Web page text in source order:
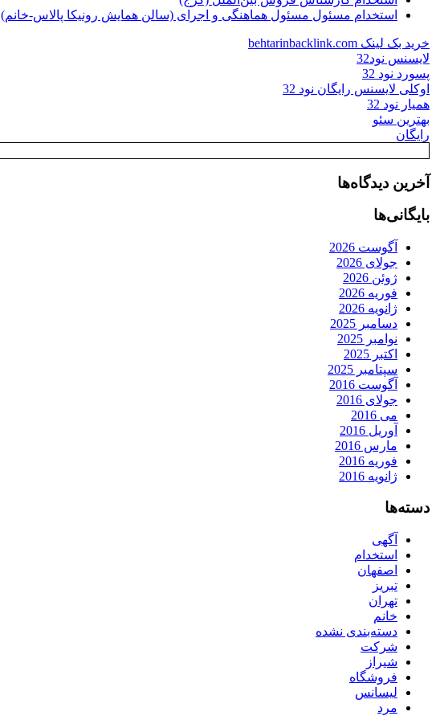
استخدام مسئول مسئول هماهنگی و اجرای (سالن همایش رونیکا پالاس-خانم)
خرید بک لینک behtarinbacklink.com
لایسنس نود32
پسورد نود 32
اوکلی لایسنس رایگان نود 32
همیار نود 32
بهترین سئو
رایگان
آخرین دیدگاه‌ها
بایگانی‌ها
آگوست 2026
جولای 2026
ژوئن 2026
فوریه 2026
ژانویه 2026
دسامبر 2025
نوامبر 2025
اکتبر 2025
سپتامبر 2025
آگوست 2016
جولای 2016
می 2016
آوریل 2016
مارس 2016
فوریه 2016
ژانویه 2016
دسته‌ها
آگهی
استخدام
اصفهان
تبریز
تهران
خانم
دسته‌بندی نشده
شرکت
شیراز
فروشگاه
لیسانس
مرد